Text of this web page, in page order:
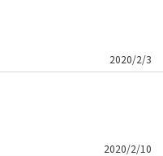
2020/2/3
2020/2/10